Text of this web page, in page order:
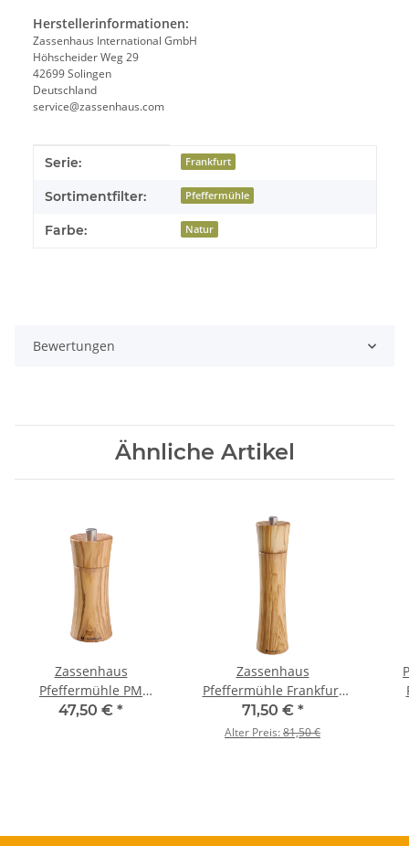
Herstellerinformationen:
Zassenhaus International GmbH
Höhscheider Weg 29
42699 Solingen
Deutschland
service@zassenhaus.com
Produkteigenschaft
Wert
Serie: Frankfurt
Sortimentfilter: Pfeffermühle
Farbe: Natur
Bewertungen
Ähnliche Artikel
Zassenhaus
Pfeffermühle PM
Frankfurt 14 cm
47,50 € *
Zassenhaus
Pfeffermühle Frankfurt
24 cm Olivenholz
71,50 € *
Alter Preis:81,50 €